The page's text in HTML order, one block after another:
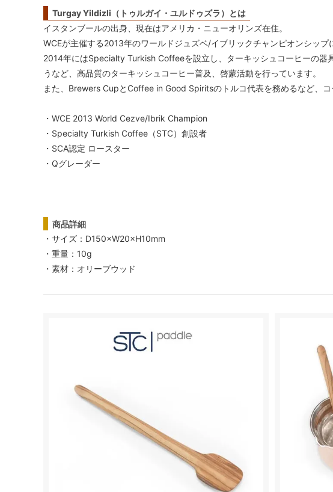
Turgay Yildizli（トゥルガイ・ユルドゥズラ）とは
イスタンブールの出身、現在はアメリカ・ニューオリンズ在住。
WCEが主催する2013年のワールドジュズベ/イブリックチャンピオンシップ
2014年にはSpecialty Turkish Coffeeを設立し、ターキッシュコーヒーの器
うなど、高品質のターキッシュコーヒー普及、啓蒙活動を行っています。
また、Brewers CupとCoffee in Good Spiritsのトルコ代表を務めるなど、コ
・WCE 2013 World Cezve/Ibrik Champion
・Specialty Turkish Coffee（STC）創設者
・SCA認定 ロースター
・Qグレーダー
商品詳細
・サイズ：D150×W20×H10mm
・重量：10g
・素材：オリーブウッド